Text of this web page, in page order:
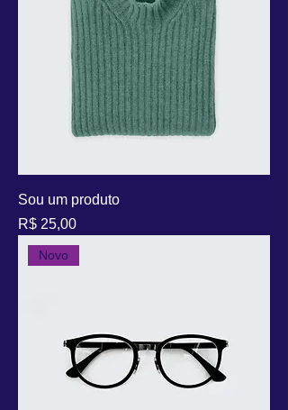
Sou um produto
Preço
R$ 25,00
Novo